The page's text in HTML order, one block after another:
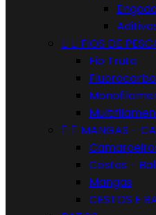
  FIOS DE
Fio Truta
  MANGAS -
Cestos -
Mangas
CESTOS E